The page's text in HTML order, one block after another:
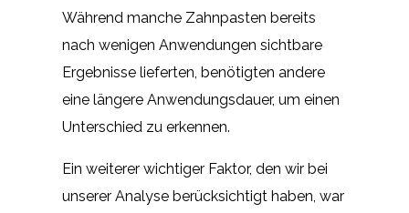
Während manche Zahnpasten bereits
nach wenigen Anwendungen sichtbare
Ergebnisse lieferten, benötigten andere
eine längere Anwendungsdauer, um einen
Unterschied zu erkennen.
Ein weiterer wichtiger Faktor, den wir bei
unserer Analyse berücksichtigt haben, war